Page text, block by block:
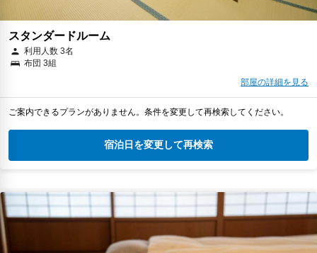
スタンダードルーム
利用人数 3名
布団 3組
部屋の詳細を見る
ご案内できるプランがありません。条件を変更して再検索してください。
宿泊日を変更して再検索